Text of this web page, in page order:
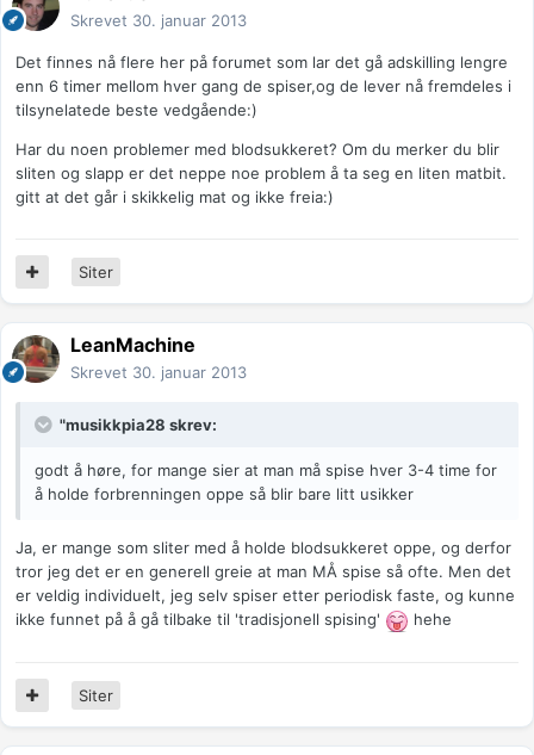
Skrevet 30. januar 2013
Det finnes nå flere her på forumet som lar det gå adskilling lengre
enn 6 timer mellom hver gang de spiser,og de lever nå fremdeles i
tilsynelatede beste vedgående:)
Har du noen problemer med blodsukkeret? Om du merker du blir
sliten og slapp er det neppe noe problem å ta seg en liten matbit.
gitt at det går i skikkelig mat og ikke freia:)
Siter
LeanMachine
Skrevet 30. januar 2013
"musikkpia28 skrev:
godt å høre, for mange sier at man må spise hver 3-4 time for
å holde forbrenningen oppe så blir bare litt usikker
Ja, er mange som sliter med å holde blodsukkeret oppe, og derfor
tror jeg det er en generell greie at man MÅ spise så ofte. Men det
er veldig individuelt, jeg selv spiser etter periodisk faste, og kunne
ikke funnet på å gå tilbake til 'tradisjonell spising'
hehe
Siter